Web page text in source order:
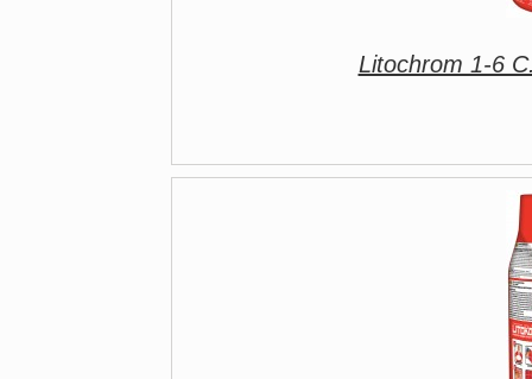
Litochrom 1-6